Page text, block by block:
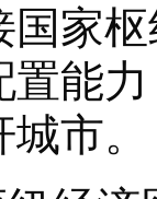
国家
置能
市。